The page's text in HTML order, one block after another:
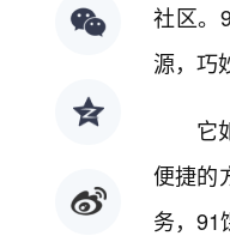
社区。
源，巧
它
便捷的
务，91